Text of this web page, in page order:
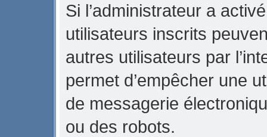
Si l’administrateur a
utilisateurs inscrits
autres utilisateurs par
permet d’empêcher une
de messagerie
ou des robots.